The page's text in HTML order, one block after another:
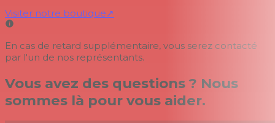
Visiter notre boutique↗
En cas de retard supplémentaire, vous serez contacté
par l'un de nos représentants.
Vous avez des questions ? Nous
sommes là pour vous aider.